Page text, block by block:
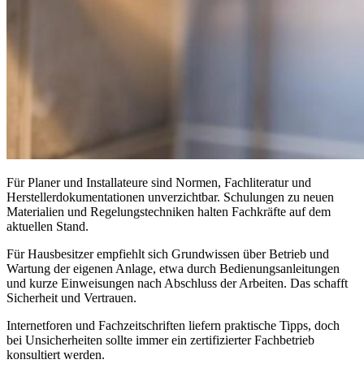
Für Planer und Installateure sind Normen, Fachliteratur und
Herstellerdokumentationen unverzichtbar. Schulungen zu neuen
Materialien und Regelungstechniken halten Fachkräfte auf dem
aktuellen Stand.
Für Hausbesitzer empfiehlt sich Grundwissen über Betrieb und
Wartung der eigenen Anlage, etwa durch Bedienungsanleitungen
und kurze Einweisungen nach Abschluss der Arbeiten. Das schafft
Sicherheit und Vertrauen.
Internetforen und Fachzeitschriften liefern praktische Tipps, doch
bei Unsicherheiten sollte immer ein zertifizierter Fachbetrieb
konsultiert werden.